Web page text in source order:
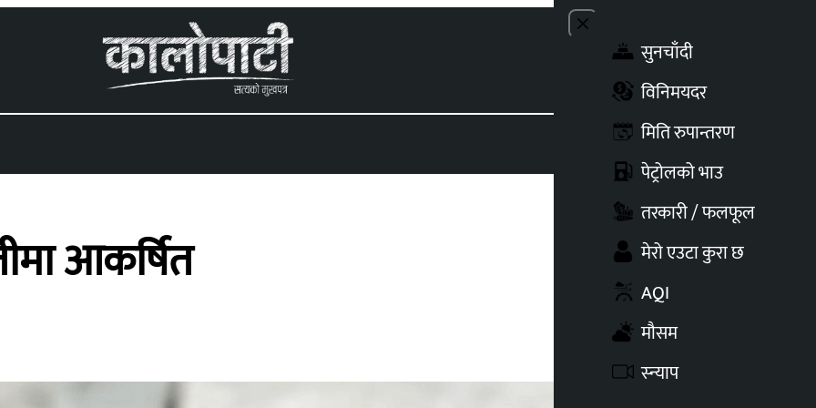
Close menu
सुनचाँदी
विनिमयदर
मिति रुपान्तरण
पेट्रोलको भाउ
तरकारी / फलफूल
मेरो एउटा कुरा छ
AQI
मौसम
स्न्याप
आकर्षित